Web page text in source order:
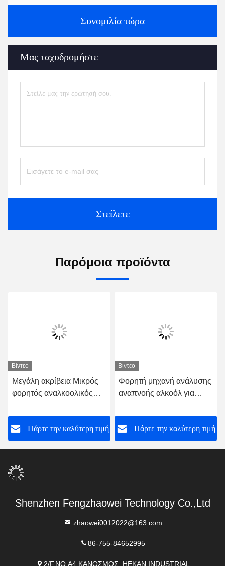
Συνομιλία τώρα
Μας ταχυδρομήστε
Στείλετε
Παρόμοια προϊόντα
Βίντεο
Μεγάλη ακρίβεια Μικρός
φορητός αναλκοολικός
Πάρτε την καλύτερη τιμή
Βίντεο
Φορητή μηχανή ανάλυσης
αναπνοής αλκοόλ για
δοκιμή Mr Black 1000
Πάρτε την καλύτερη τιμή
Shenzhen Fengzhaowei Technology Co.,Ltd
zhaowei0012022@163.com
86-755-84652995
2/F,NO.A4 ΚΑΝΟΣΜΟΣ, HEKAN INDUSTRIAL